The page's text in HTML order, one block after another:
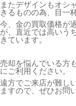
またデザインもオシ
きるものの為、目一
今、金の買取価格が
が、直近では高いう
きています。
売却を悩んでいる方
にご利用ください。
遠方でご来店が難し
ますので、ぜひお問